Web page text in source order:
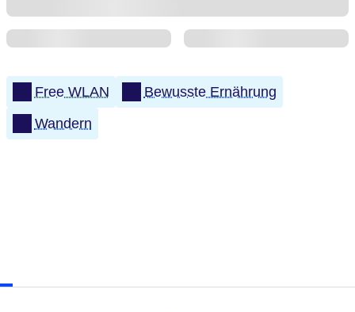
Free WLAN
Bewusste Ernährung
Wandern